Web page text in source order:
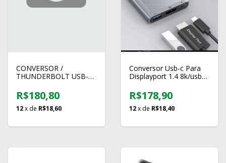
CONVERSOR /
THUNDERBOLT USB-C
– LEMORELE
R$180,80
12x de R$18,60
Conversor Usb-c Para
Displayport 1.4 8k/usb
R$178,90
12x de R$18,40